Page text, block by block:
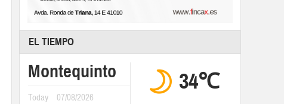
EL TIEMPO
Montequinto
Today 07/08/2026
34℃